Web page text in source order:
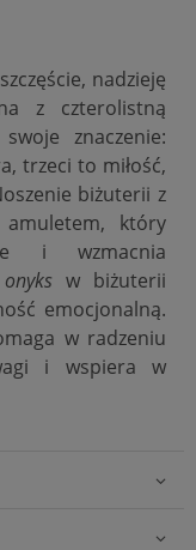
nadzieję
z czterolistną
znaczenie:
trzeci to miłość,
biżuterii z
który
i wzmacnia
w biżuterii
emocjonalną.
w radzeniu
i wspiera w